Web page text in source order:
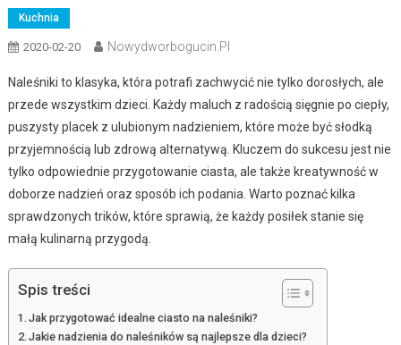
Kuchnia
2020-02-20 Nowydworbogucin.pl
Naleśniki to klasyka, która potrafi zachwycić nie tylko dorosłych, ale
przede wszystkim dzieci. Każdy maluch z radością sięgnie po ciepły,
puszysty placek z ulubionym nadzieniem, które może być słodką
przyjemnością lub zdrową alternatywą. Kluczem do sukcesu jest nie
tylko odpowiednie przygotowanie ciasta, ale także kreatywność w
doborze nadzień oraz sposób ich podania. Warto poznać kilka
sprawdzonych trików, które sprawią, że każdy posiłek stanie się
małą kulinarną przygodą.
Spis treści
Jak przygotować idealne ciasto na naleśniki?
Jakie nadzienia do naleśników są najlepsze dla dzieci?